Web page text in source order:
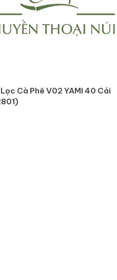
Cà Phê V02 YAMI 40 Cái